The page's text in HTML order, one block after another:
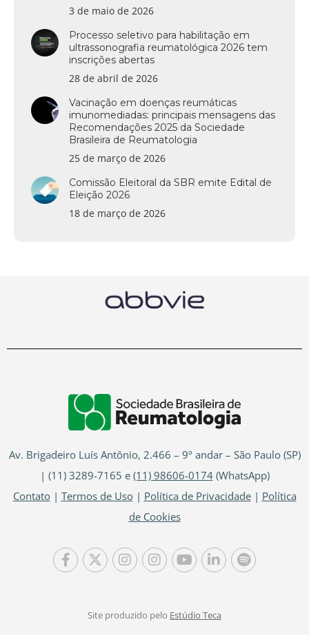
3 de maio de 2026
Processo seletivo para habilitação em
ultrassonografia reumatológica 2026 tem
inscrições abertas
28 de abril de 2026
Vacinação em doenças reumáticas
imunomediadas: principais mensagens das
Recomendações 2025 da Sociedade
Brasileira de Reumatologia
25 de março de 2026
Comissão Eleitoral da SBR emite Edital de
Eleição 2026
18 de março de 2026
Av. Brigadeiro Luís Antônio, 2.466 – 9º andar – São Paulo (SP)
| (11) 3289-7165 e (11) 98606-0174(WhatsApp)
Contato| Termos de Uso| Política de Privacidade| Política
de Cookies
Site produzido pelo Estúdio Teca